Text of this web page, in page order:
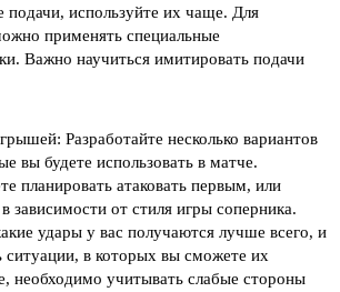
подачи, используйте их чаще. Для
применять специальные
Важно научиться имитировать подачи
Разработайте несколько вариантов
вы будете использовать в матче.
планировать атаковать первым, или
зависимости от стиля игры соперника.
удары у вас получаются лучше всего, и
ситуации, в которых вы сможете их
необходимо учитывать слабые стороны